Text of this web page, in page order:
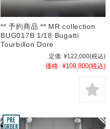
** 予約商品 ** MR collection
BUG017B 1/18 Bugatti
Tourbillon Dore
定価: ¥122,000(税込)
価格: ¥109,800(税込)